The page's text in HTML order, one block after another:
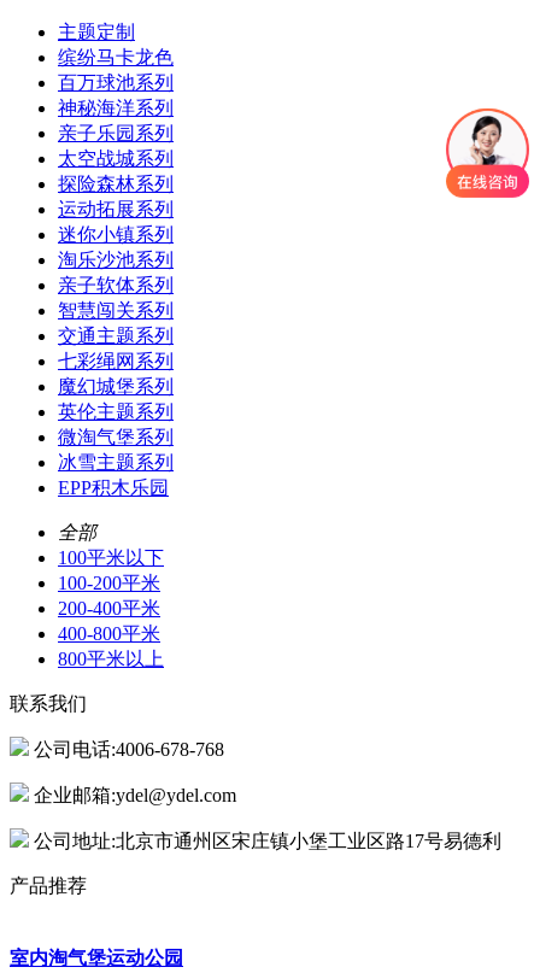
主题定制
缤纷马卡龙色
百万球池系列
神秘海洋系列
亲子乐园系列
太空战城系列
探险森林系列
运动拓展系列
迷你小镇系列
淘乐沙池系列
亲子软体系列
智慧闯关系列
交通主题系列
七彩绳网系列
魔幻城堡系列
英伦主题系列
微淘气堡系列
冰雪主题系列
EPP积木乐园
全部
100平米以下
100-200平米
200-400平米
400-800平米
800平米以上
联系我们
公司电话:4006-678-768
企业邮箱:ydel@ydel.com
公司地址:北京市通州区宋庄镇小堡工业区路17号易德利
产品推荐
室内淘气堡运动公园